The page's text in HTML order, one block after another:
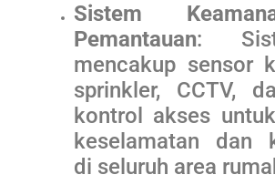
Sistem
Pemantauan:
mencakup sensor
sprinkler, CCTV,
kontrol akses
keselamatan dan
di seluruh area